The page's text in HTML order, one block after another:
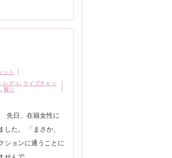
ット
レディ
ライブチャッ
稼ぐ
先日、在籍女性に
した。 「まさか、
ションに通うことに